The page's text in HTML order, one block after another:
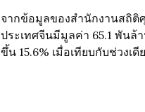
จากข้อมูลของสำนักงานสถิติ
ประเทศจีนมีมูลค่า 65.1 พันล้
ขึ้น 15.6% เมื่อเทียบกับช่วงเ